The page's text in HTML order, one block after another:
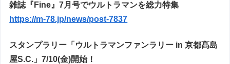
雑誌『Fine』7月号でウルトラマンを総力特集
https://m-78.jp/news/post-7837
スタンプラリー「ウルトラマンファンラリー in 京都髙島
屋S.C.」7/10(金)開始！